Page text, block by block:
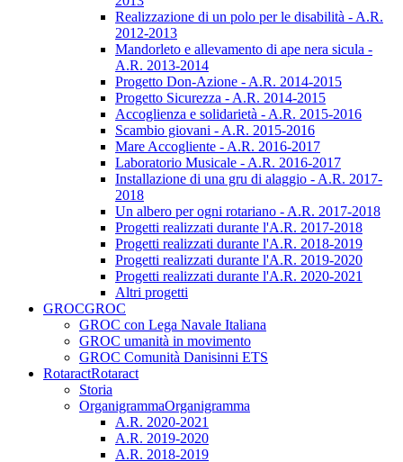
Realizzazione di un polo per le disabilità - A.R.
2012-2013
Mandorleto e allevamento di ape nera sicula -
A.R. 2013-2014
Progetto Don-Azione - A.R. 2014-2015
Progetto Sicurezza - A.R. 2014-2015
Accoglienza e solidarietà - A.R. 2015-2016
Scambio giovani - A.R. 2015-2016
Mare Accogliente - A.R. 2016-2017
Laboratorio Musicale - A.R. 2016-2017
Installazione di una gru di alaggio - A.R. 2017-
2018
Un albero per ogni rotariano - A.R. 2017-2018
Progetti realizzati durante l'A.R. 2017-2018
Progetti realizzati durante l'A.R. 2018-2019
Progetti realizzati durante l'A.R. 2019-2020
Progetti realizzati durante l'A.R. 2020-2021
Altri progetti
GROCGROC
GROC con Lega Navale Italiana
GROC umanità in movimento
GROC Comunità Danisinni ETS
RotaractRotaract
Storia
OrganigrammaOrganigramma
A.R. 2020-2021
A.R. 2019-2020
A.R. 2018-2019